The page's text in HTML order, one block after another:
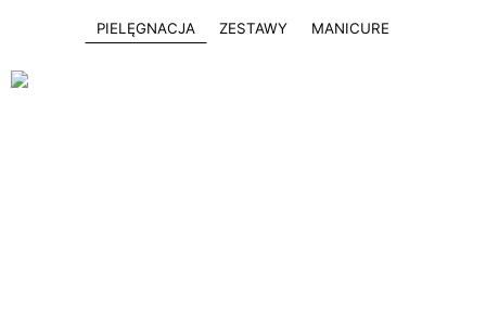
PIELĘGNACJA ZESTAWY MANICURE